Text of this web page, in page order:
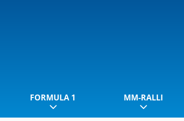
FORMULA 1 MM-RALLI